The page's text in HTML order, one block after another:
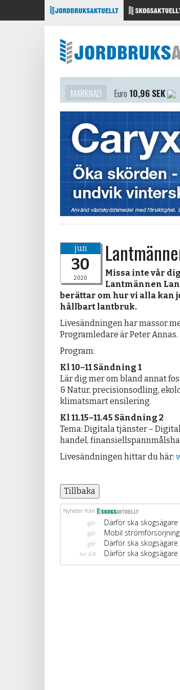
MARKNAD Euro 10,96 SEK
jun
30
2020
Missa inte vår
Lantmännen
berättar om hur vi alla kan
hållbart lantbruk.
Livesändningen har massor
Programledare är Peter Annas.
Program:
Kl 10–11 Sändning 1
Lär dig mer om bland annat
& Natur, precisionsodling,
klimatsmart ensilering.
Kl 11.15–11.45 Sändning 2
Tema: Digitala tjänster –
handel,
Livesändningen hittar du här:
Tillbaka